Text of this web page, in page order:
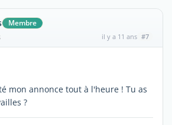
Membre
il y a 11 ans #7
mon annonce tout à l'heure ! Tu as
?